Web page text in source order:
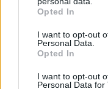
grant or deny consent
use your data for
consent section.
Opted In
I want to opt-out
Personal Data.
Opted In
I want to opt-out
Personal Data for
06.08.2026, 21:16